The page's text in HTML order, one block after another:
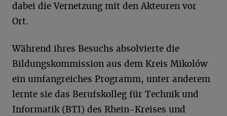
dabei die Vernetzung mit den Akteuren vor
Ort.
Während ihres Besuchs absolvierte die
Bildungskommission aus dem Kreis Mikolów
ein umfangreiches Programm, unter anderem
lernte sie das Berufskolleg für Technik und
Informatik (BTI) des Rhein-Kreises und